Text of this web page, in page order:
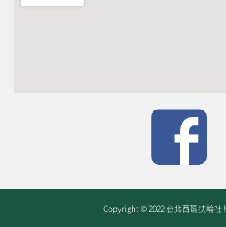
Copyright © 2022 台北西區扶輪社